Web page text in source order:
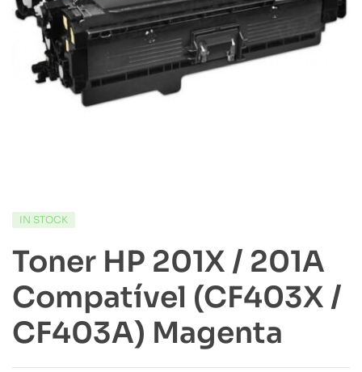
IN STOCK
Toner HP 201X / 201A
Compatível (CF403X /
CF403A) Magenta